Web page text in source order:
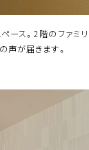
ース。2階のファミリ
声が届きます。